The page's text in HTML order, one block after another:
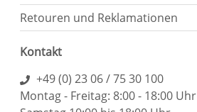
Retouren und Reklamationen
Kontakt
+49 (0) 23 06 / 75 30 100
Montag - Freitag: 8:00 - 18:00 Uhr